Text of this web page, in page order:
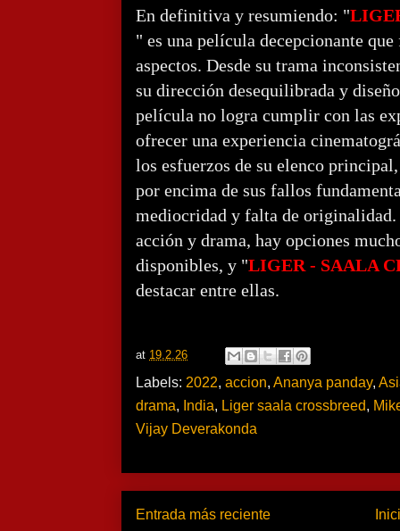
En definitiva y resumiendo: "
" es una película decepcionante
aspectos. Desde su trama
su dirección desequilibrada y
película no logra cumplir con las
ofrecer una experiencia
los esfuerzos de su elenco
por encima de sus fallos
mediocridad y falta de originalidad.
acción y drama, hay opciones
disponibles, y "LIGER - SAALA
destacar entre ellas.
at 19.2.26
Labels: 2022, accion, Ananya panday,
drama, India, Liger saala crossbreed,
Vijay Deverakonda
Entrada más reciente